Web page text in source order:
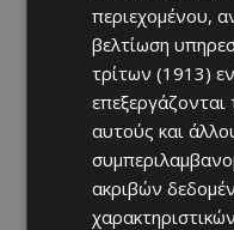
περιεχομένου,
βελτίωση
τρίτων (1913)
αυτούς και
ακριβών